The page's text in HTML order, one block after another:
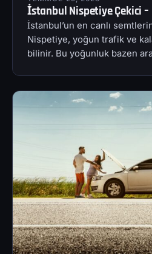
İstanbul Nispetiye Çekici –
İstanbul’un en canlı
Nispetiye, yoğun trafik ve
bilinir. Bu yoğunluk bazen